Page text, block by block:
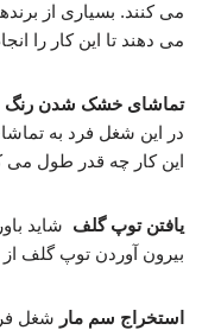
می کنند. بسیاری از
می دهند تا این کار را
تماشای خشک شدن رنگ
در این شغل فرد به
این کار چه قدر طول می
یافتن توپ گلف شاید
بیرون آوردن توپ گلف
استخراج سم مار شغل